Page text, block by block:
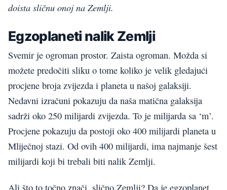
doista sličnu onoj na Zemlji.
Egzoplaneti nalik Zemlji
Svemir je ogroman prostor. Zaista ogroman. Možda si
možete predočiti sliku o tome koliko je velik gledajući
procjene broja zvijezda i planeta u našoj galaksiji.
Nedavni izračuni pokazuju da naša matična galaksija
sadrži oko 250 milijardi zvijezda. To je milijarda sa ‘m’.
Procjene pokazuju da postoji oko 400 milijardi planeta u
Mliječnoj stazi. Od ovih 400 milijardi, ima najmanje šest
milijardi koji bi trebali biti nalik Zemlji.
Ali što to točno znači, slično Zemlji? Da je egzoplanet